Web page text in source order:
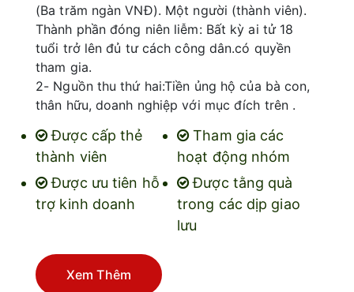
(Ba trăm ngàn VNĐ). Một người (thành viên).
Thành phần đóng niên liễm: Bất kỳ ai tử 18
tuổi trở lên đủ tư cách công dân.có quyền
tham gia.
2- Nguồn thu thứ hai:Tiền ủng hộ của bà con,
thân hữu, doanh nghiệp với mục đích trên .
Được cấp thẻ
thành viên
Tham gia các
hoạt động nhóm
Được ưu tiên hỗ
trợ kinh doanh
Được tằng quà
trong các dịp giao
lưu
Xem Thêm